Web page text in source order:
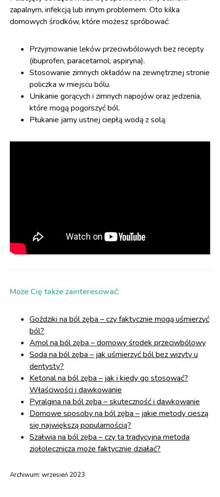
zapalnym, infekcją lub innym problemem. Oto kilka
domowych środków, które możesz spróbować:
Przyjmowanie leków przeciwbólowych bez recepty
(ibuprofen, paracetamol, aspiryna).
Stosowanie zimnych okładów na zewnętrznej stronie
policzka w miejscu bólu.
Unikanie gorących i zimnych napojów oraz jedzenia,
które mogą pogorszyć ból.
Płukanie jamy ustnej ciepłą wodą z solą.
Może Cię także zainteresować:
Goździki na ból zęba – czy faktycznie mogą uśmierzyć
ból?
Amol na ból zęba – domowy środek przeciwbólowy
Soda na ból zęba – jak uśmierzyć ból bez wizyty u
dentysty?
Ketonal na ból zęba – jak i kiedy go stosować?
Właściwości i dawkowanie
Pyralgina na ból zęba – skuteczność i dawkowanie
Domowe sposoby na ból zęba – jakie metody cieszą
się największą popularnością?
Szałwia na ból zęba – czy ta tradycyjna metoda
ziołolecznicza może faktycznie działać?
Archiwum: wrzesień 2023